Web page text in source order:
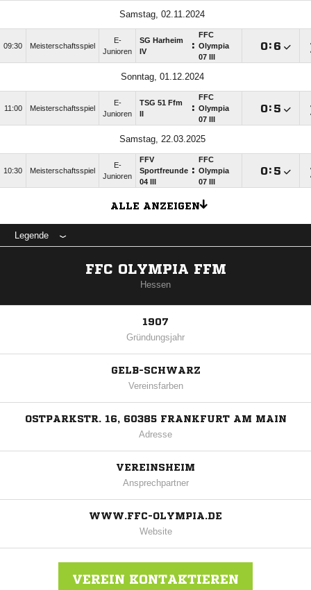
Samstag, 02.11.2024
09:30 Meisterschaftsspiel
E-
Junioren
SG Harheim
IV
:
FFC
Olympia
07 III
: 
Sonntag, 01.12.2024
11:00 Meisterschaftsspiel
E-
Junioren
TSG 51 Ffm
:
FFC
Olympia
07 III
: 
Samstag, 22.03.2025
10:30 Meisterschaftsspiel
E-
Junioren
FFV
Sportfreunde
04 III
:
FFC
Olympia
07 III
: 
ALLE ANZEIGEN
Legende
FFC OLYMPIA FFM
Hessen
1907
Gründungsjahr
GELB-SCHWARZ
Vereinsfarben
OSTPARKSTR. 16, 60385 FRANKFURT AM MAIN
Adresse
VEREINSHEIM
Ansprechpartner
WWW.FFC-OLYMPIA.DE
Website
VEREIN KONTAKTIEREN